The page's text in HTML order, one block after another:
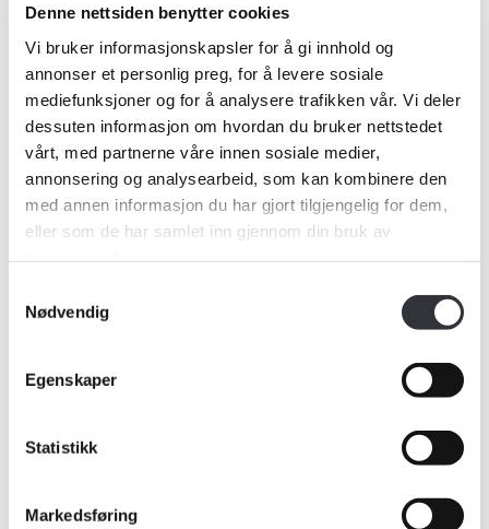
Denne nettsiden benytter cookies
Vi bruker informasjonskapsler for å gi innhold og
annonser et personlig preg, for å levere sosiale
mediefunksjoner og for å analysere trafikken vår. Vi deler
dessuten informasjon om hvordan du bruker nettstedet
vårt, med partnerne våre innen sosiale medier,
annonsering og analysearbeid, som kan kombinere den
med annen informasjon du har gjort tilgjengelig for dem,
eller som de har samlet inn gjennom din bruk av
Nødvendig
Egenskaper
Statistikk
Markedsføring
§ 1 Forbundet
§ 2 Formål
§ 3 Faste organer
§ 4 Medlemskap
§ 5 Mislighold av medlemskap
§ 6 Klagebehandling, suspensjon
§ 7 Generalforsamlingen
Generalforsamling
§ 10 Hovedstyret
§ 12 Kontrollkomité